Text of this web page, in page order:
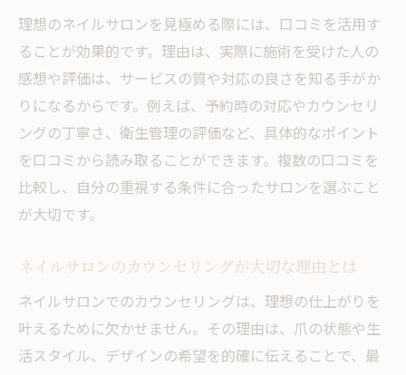
ネイルサロンで季節感を楽しむデザイン提
案
理想の仕上がりが叶うネイルサロンの特徴
トレンドデザインを楽しみたい方におすすめの
ネイルサロン活用法
最新トレンドを体験できるネイルサロンの
選び方
用法
SNS映えするネイルサロンのデザイン提案
持ち込みデザイン対応ネイルサロンの魅力
トレンド情報を得るためのネイルサロン活
理想のネイルサロンを見極める際には、口コミを活用す
ることが効果的です。理由は、実際に施術を受けた人の
感想や評価は、サービスの質や対応の良さを知る手がか
りになるからです。例えば、予約時の対応やカウンセリ
ングの丁寧さ、衛生管理の評価など、具体的なポイント
を口コミから読み取ることができます。複数の口コミを
比較し、自分の重視する条件に合ったサロンを選ぶこと
が大切です。
ネイルサロンのカウンセリングが大切な理由とは
ネイルサロンでのカウンセリングは、理想の仕上がりを
叶えるために欠かせません。その理由は、爪の状態や生
活スタイル、デザインの希望を的確に伝えることで、最